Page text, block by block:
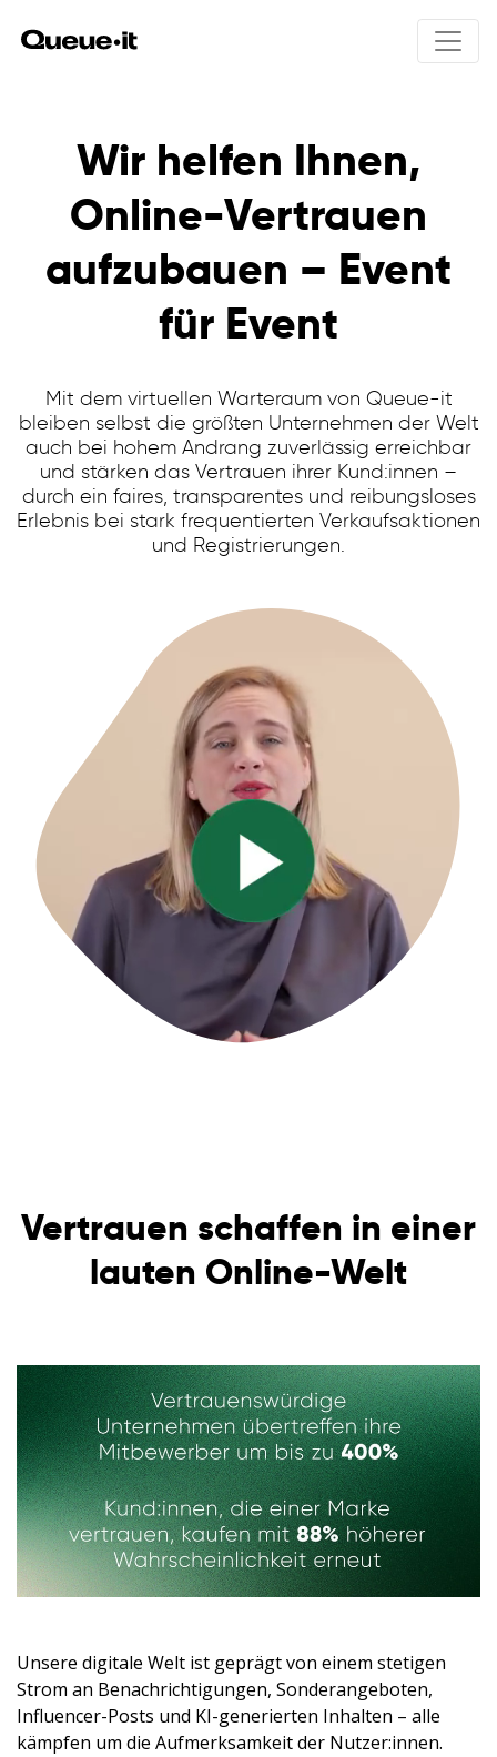
Produkt
Produktübersicht
Wie funktioniert Queue-it
Integrations
User experience
Bot schutz
Lösungen
Produkt-Drops
Online-Ticketverkauf
Öffentliche Anmeldungen
Visitor Engagement
Ecommerce
Ticketverkauf
Öffentlicher Sektor
Telekommunikation
Preisgestaltung
Ressourcen
Sicherheit & Datenschutz
Warteraum galerie
Wir helfen Ihnen,
Online-Vertrauen
aufzubauen – Event
für Event
Mit dem virtuellen Warteraum von Queue-it
bleiben selbst die größten Unternehmen der Welt
auch bei hohem Andrang zuverlässig erreichbar
und stärken das Vertrauen ihrer Kund:innen –
durch ein faires, transparentes und reibungsloses
Erlebnis bei stark frequentierten Verkaufsaktionen
und Registrierungen.
Vertrauen schaffen in einer
lauten Online-Welt
Unsere digitale Welt ist geprägt von einem stetigen
Strom an Benachrichtigungen, Sonderangeboten,
Influencer-Posts und KI-generierten Inhalten – alle
kämpfen um die Aufmerksamkeit der Nutzer:innen.